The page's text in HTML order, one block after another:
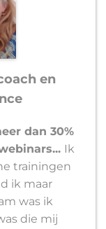
en
dan 30%
Ik
trainingen
ik maar
was ik
die mij